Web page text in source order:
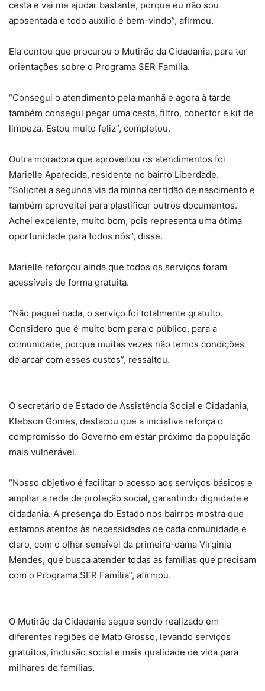
cesta e vai me ajudar bastante, porque eu não sou
aposentada e todo auxílio é bem-vindo”, afirmou.
Ela contou que procurou o Mutirão da Cidadania, para ter
orientações sobre o Programa SER Família.
“Consegui o atendimento pela manhã e agora à tarde
também consegui pegar uma cesta, filtro, cobertor e kit de
limpeza. Estou muito feliz”, completou.
Outra moradora que aproveitou os atendimentos foi
Marielle Aparecida, residente no bairro Liberdade.
“Solicitei a segunda via da minha certidão de nascimento e
também aproveitei para plastificar outros documentos.
Achei excelente, muito bom, pois representa uma ótima
oportunidade para todos nós”, disse.
Marielle reforçou ainda que todos os serviços foram
acessíveis de forma gratuita.
“Não paguei nada, o serviço foi totalmente gratuito.
Considero que é muito bom para o público, para a
comunidade, porque muitas vezes não temos condições
de arcar com esses custos”, ressaltou.
O secretário de Estado de Assistência Social e Cidadania,
Klebson Gomes, destacou que a iniciativa reforça o
compromisso do Governo em estar próximo da população
mais vulnerável.
“Nosso objetivo é facilitar o acesso aos serviços básicos e
ampliar a rede de proteção social, garantindo dignidade e
cidadania. A presença do Estado nos bairros mostra que
estamos atentos às necessidades de cada comunidade e
claro, com o olhar sensível da primeira-dama Virginia
Mendes, que busca atender todas as famílias que precisam
com o Programa SER Família”, afirmou.
O Mutirão da Cidadania segue sendo realizado em
diferentes regiões de Mato Grosso, levando serviços
gratuitos, inclusão social e mais qualidade de vida para
milhares de famílias.